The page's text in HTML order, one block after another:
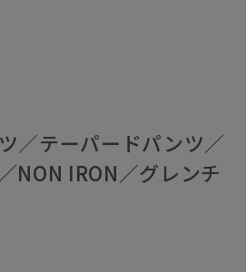
／テーパードパンツ／
NON IRON／グレンチ